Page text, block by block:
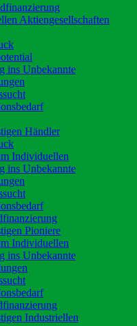
Aktiengesellschaften
ins Unbekannte
Händler
Individuellen
ins Unbekannte
Pioniere
Individuellen
ins Unbekannte
Industriellen